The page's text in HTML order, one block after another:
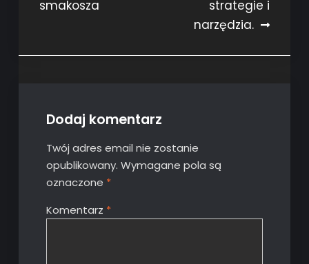
smakosza
strategie i
narzędzia.
Dodaj komentarz
Twój adres email nie zostanie
opublikowany. Wymagane pola są
oznaczone *
Komentarz *